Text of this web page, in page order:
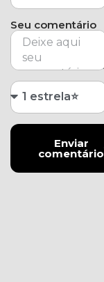
Seu comentário
Enviar
comentário